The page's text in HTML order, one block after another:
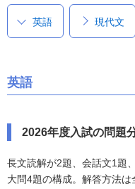
英語 現代文
英語
2026年度入試の問題
長文読解が2題、会話文1題
大問4題の構成。解答方法